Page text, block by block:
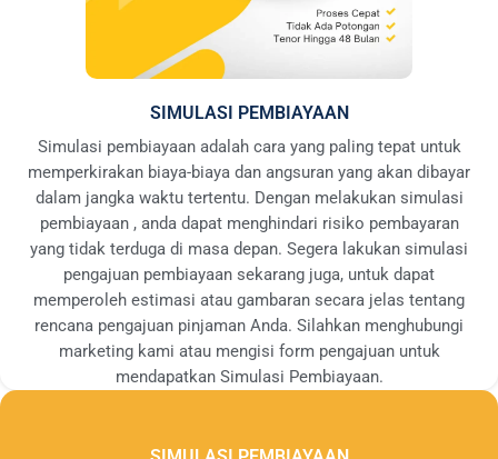
SIMULASI PEMBIAYAAN
Simulasi pembiayaan adalah cara yang paling tepat untuk
memperkirakan biaya-biaya dan angsuran yang akan dibayar
dalam jangka waktu tertentu. Dengan melakukan simulasi
pembiayaan , anda dapat menghindari risiko pembayaran
yang tidak terduga di masa depan. Segera lakukan simulasi
pengajuan pembiayaan sekarang juga, untuk dapat
memperoleh estimasi atau gambaran secara jelas tentang
rencana pengajuan pinjaman Anda. Silahkan menghubungi
marketing kami atau mengisi form pengajuan untuk
mendapatkan Simulasi Pembiayaan.